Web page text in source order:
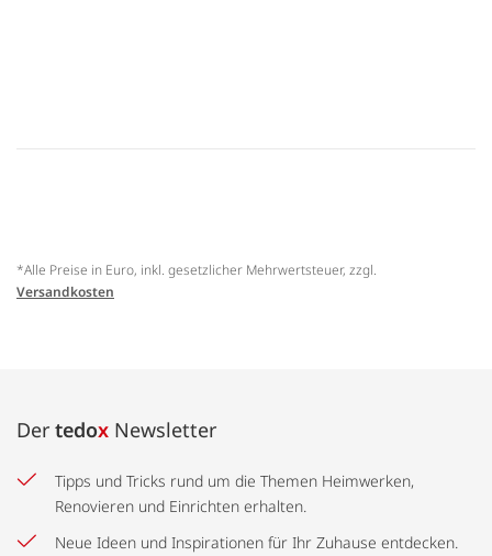
*Alle Preise in Euro, inkl. gesetzlicher Mehrwertsteuer, zzgl.
Versandkosten
Der tedox Newsletter
Tipps und Tricks rund um die Themen Heimwerken,
Renovieren und Einrichten erhalten.
Neue Ideen und Inspirationen für Ihr Zuhause entdecken.